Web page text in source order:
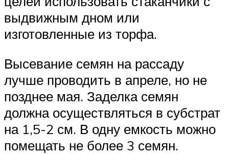
выдвижным дном или
изготовленные из торфа.
Высевание семян на рассаду
лучше проводить в апреле, но не
позднее мая. Заделка семян
должна осуществляться в субстрат
на 1,5-2 см. В одну емкость можно
помещать не более 3 семян.